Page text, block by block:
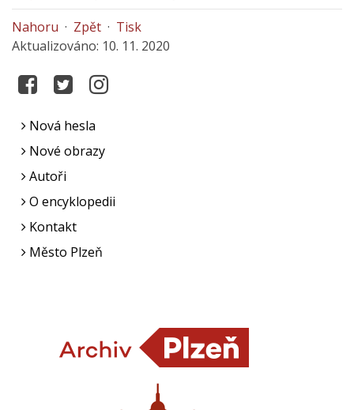
Nahoru · Zpět · Tisk
Aktualizováno: 10. 11. 2020
Nová hesla
Nové obrazy
Autoři
O encyklopedii
Kontakt
Město Plzeň